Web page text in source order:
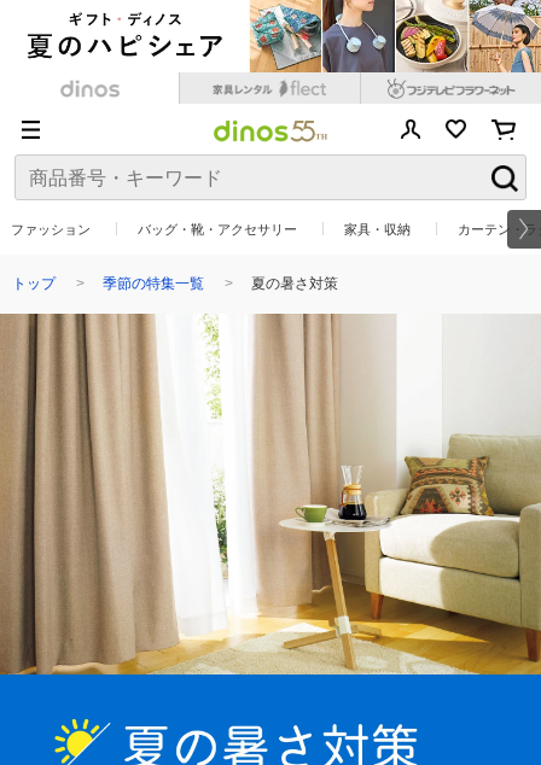
ファッション バッグ・靴・アクセサリー 家具・収納 カーテン・
トップ 季節の特集一覧 夏の暑さ対策